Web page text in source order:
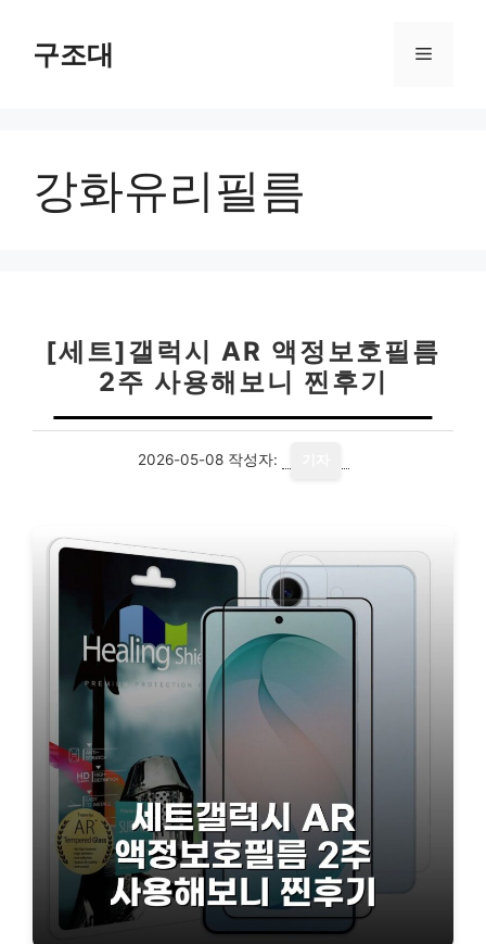
구조대 메
강화유리필름
[세트]갤럭시 AR 액정보호필름
2주 사용해보니 찐후기
2026-05-08 작성자: